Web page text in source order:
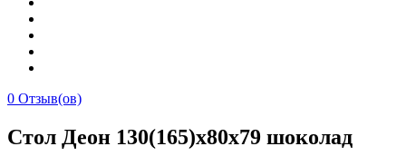
0 Отзыв(ов)
Стол Деон 130(165)х80х79 шоколад